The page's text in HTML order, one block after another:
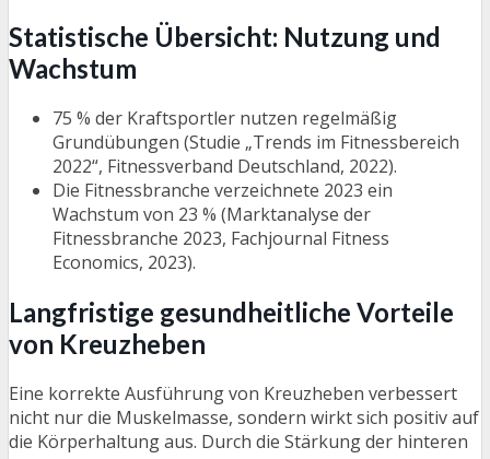
Statistische Übersicht: Nutzung und
Wachstum
75 % der Kraftsportler nutzen regelmäßig
Grundübungen (Studie „Trends im Fitnessbereich
2022“, Fitnessverband Deutschland, 2022).
Die Fitnessbranche verzeichnete 2023 ein
Wachstum von 23 % (Marktanalyse der
Fitnessbranche 2023, Fachjournal Fitness
Economics, 2023).
Langfristige gesundheitliche Vorteile
von Kreuzheben
Eine korrekte Ausführung von Kreuzheben verbessert
nicht nur die Muskelmasse, sondern wirkt sich positiv auf
die Körperhaltung aus. Durch die Stärkung der hinteren